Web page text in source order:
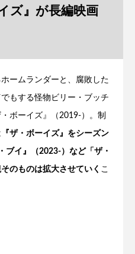
ズ』が長編映画
ームランダーと、腐敗した
もする怪物ビリー・ブッチ
ボーイズ』（2019-）。制
『ザ・ボーイズ』をシーズン
ブイ』（2023-）など「ザ・
のものは拡大させていく こ